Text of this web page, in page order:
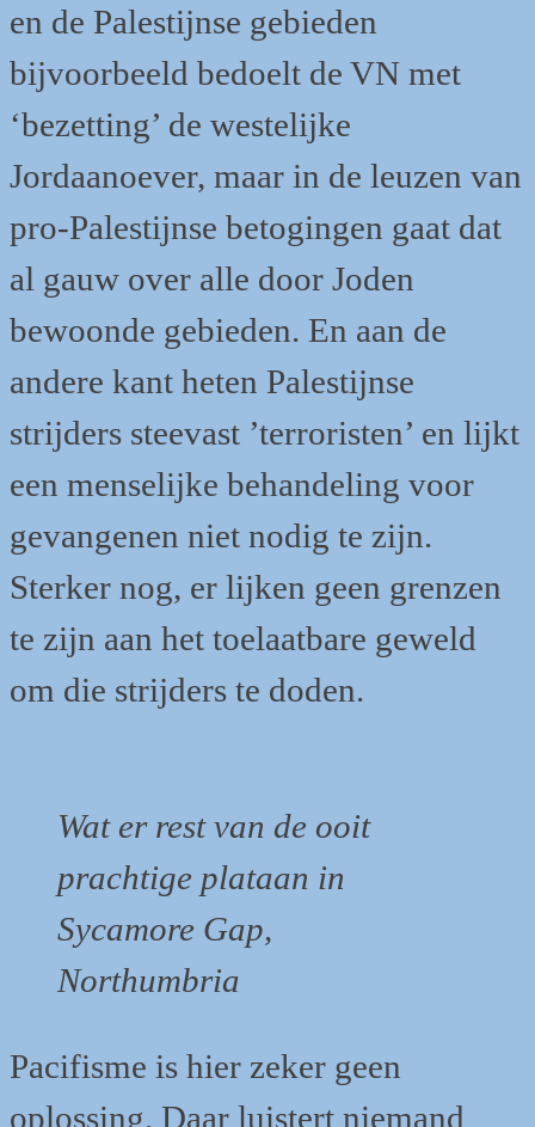
en de Palestijnse gebieden
bijvoorbeeld bedoelt de VN met
‘bezetting’ de westelijke
Jordaanoever, maar in de leuzen van
pro-Palestijnse betogingen gaat dat
al gauw over alle door Joden
bewoonde gebieden. En aan de
andere kant heten Palestijnse
strijders steevast ’terroristen’ en lijkt
een menselijke behandeling voor
gevangenen niet nodig te zijn.
Sterker nog, er lijken geen grenzen
te zijn aan het toelaatbare geweld
om die strijders te doden.
Wat er rest van de ooit
prachtige plataan in
Sycamore Gap,
Northumbria
Pacifisme is hier zeker geen
oplossing. Daar luistert niemand